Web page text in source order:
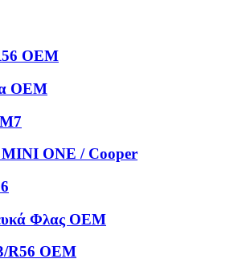
OEM
OEM
MINI ONE / Cooper
Φλας OEM
R56 OEM